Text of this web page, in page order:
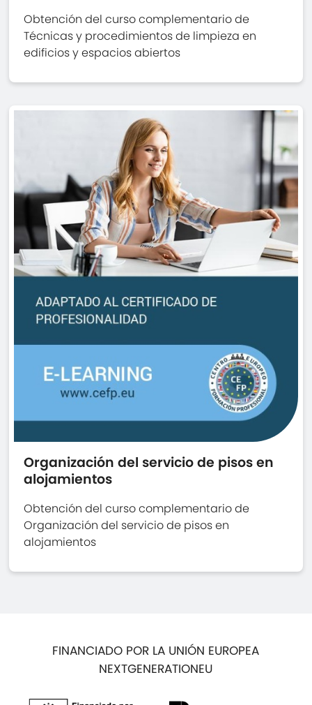
Obtención del curso complementario de
Técnicas y procedimientos de limpieza en
edificios y espacios abiertos
Organización del servicio de pisos en
alojamientos
Obtención del curso complementario de
Organización del servicio de pisos en
alojamientos
FINANCIADO POR LA UNIÓN EUROPEA
NEXTGENERATIONEU